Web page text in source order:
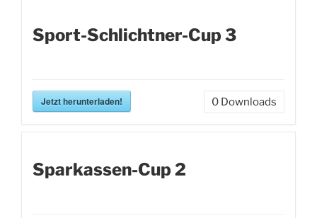
Sport-Schlichtner-Cup 3
Jetzt herunterladen! 0 Downloads
Sparkassen-Cup 2